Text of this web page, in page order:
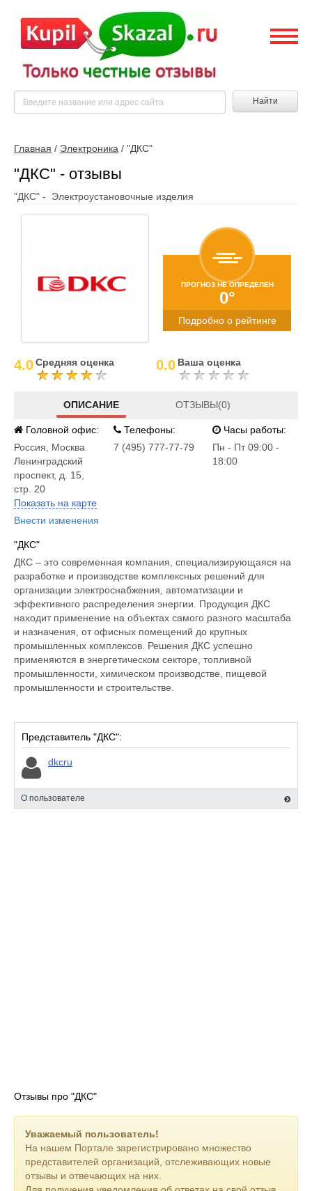
Найти
Главная / Электроника / "ДКС"
"ДКС" - отзывы
"ДКС" - Электроустановочные изделия
ПРОГНОЗ НЕ ОПРЕДЕЛЕН
0°
Подробно о рейтинге
4.0Средняя оценка 0.0 Ваша оценка
ОПИСАНИЕ ОТЗЫВЫ(0)
Головной офис:
Россия
Москва
Ленинградский
проспект, д. 15,
стр. 20
Показать на карте
Внести изменения
Телефоны:
7 (495) 777-77-79
Часы работы:
Пн - Пт 09:00 -
18:00
"ДКС"
ДКС – это современная компания, специализирующаяся на
разработке и производстве комплексных решений для
организации электроснабжения, автоматизации и
эффективного распределения энергии. Продукция ДКС
находит применение на объектах самого разного масштаба
и назначения, от офисных помещений до крупных
промышленных комплексов. Решения ДКС успешно
применяются в энергетическом секторе, топливной
промышленности, химическом производстве, пищевой
промышленности и строительстве.
Представитель "ДКС":
dkcru
О пользователе
Отзывы про "ДКС"
Уважаемый пользователь!
На нашем Портале зарегистрировано множество
представителей организаций, отслеживающих новые
отзывы и отвечающих на них.